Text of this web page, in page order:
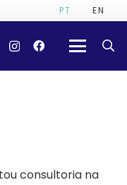
PT EN
consultoria na